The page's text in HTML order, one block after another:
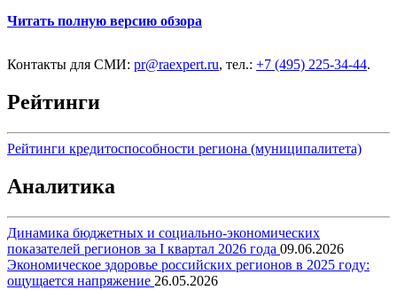
Читать полную версию обзора
Контакты для СМИ: pr@raexpert.ru, тел.: +7 (495) 225-34-44.
Рейтинги
Рейтинги кредитоспособности региона (муниципалитета)
Аналитика
Динамика бюджетных и социально-экономических
показателей регионов за I квартал 2026 года 09.06.2026
Экономическое здоровье российских регионов в 2025 году:
ощущается напряжение 26.05.2026